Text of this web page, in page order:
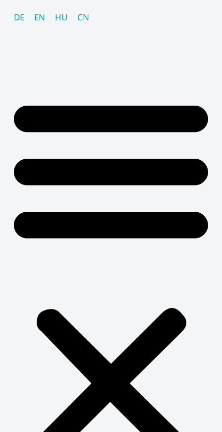
DE EN HU CN